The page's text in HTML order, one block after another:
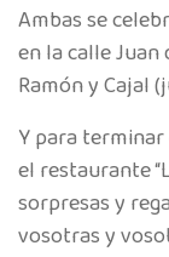
Ambas se
en la calle Juan
Ramón y Cajal
Y para
el restaurante
sorpresas y
vosotras y